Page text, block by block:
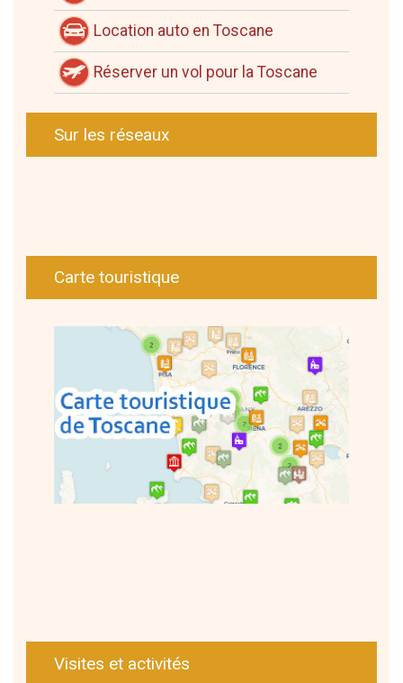
Location auto en Toscane
Réserver un vol pour la Toscane
Sur les réseaux
Carte touristique
Visites et activités